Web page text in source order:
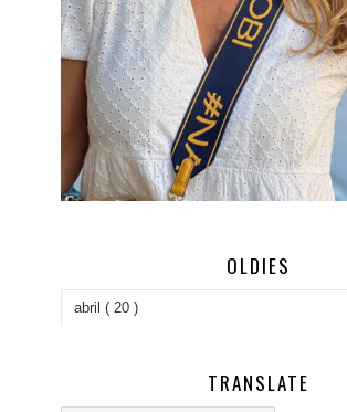
OLDIES
TRANSLATE